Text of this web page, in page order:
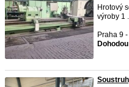
Hrotový
výroby 1
Praha 9
Dohodou